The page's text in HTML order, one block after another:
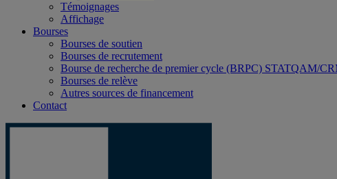
Témoignages
Affichage
Bourses
Bourses de soutien
Bourses de recrutement
Bourse de recherche de premier cycle (BRPC) STATQAM/
Bourses de relève
Autres sources de financement
Contact